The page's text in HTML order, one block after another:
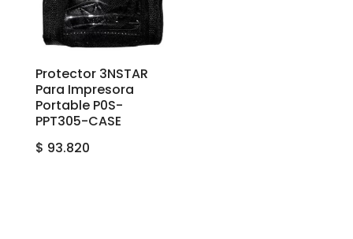
Protector 3NSTAR
Para Impresora
Portable P0S-
PPT305-CASE
$ 93.820